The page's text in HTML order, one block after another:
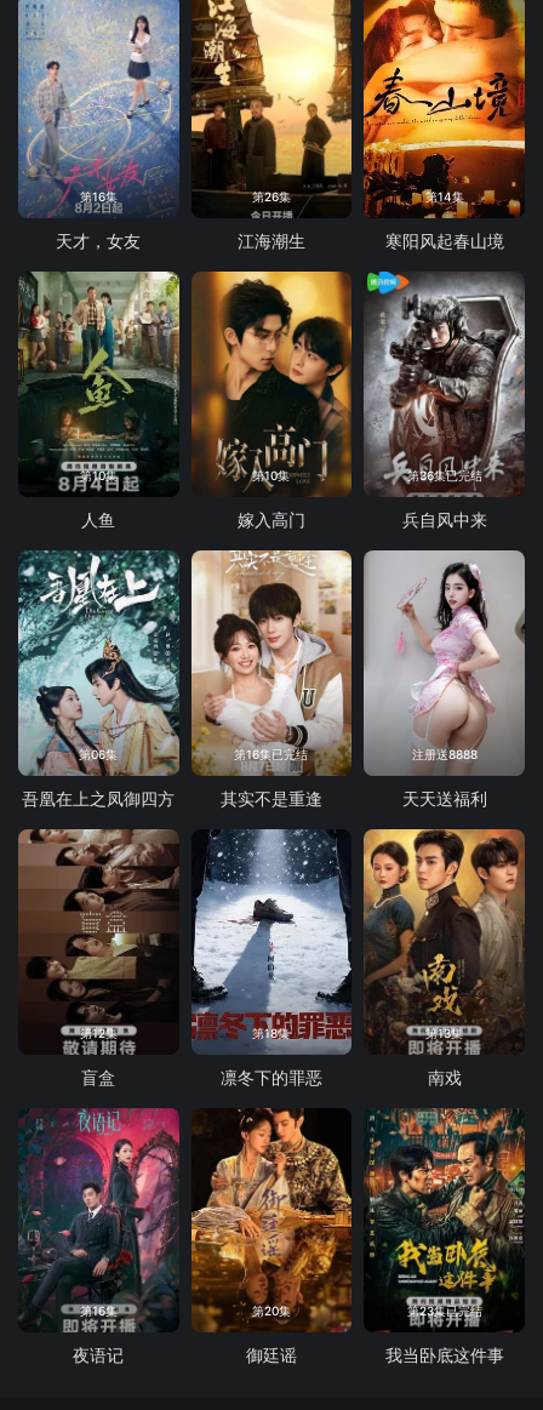
第16集
天才，女友
第26集
江海潮生
第14集
寒阳风起春山境
第10集
人鱼
第10集
嫁入高门
第36集已完结
兵自风中来
第06集
吾凰在上之凤御四方
第16集已完结
其实不是重逢
注册送8888
天天送福利
第12集
盲盒
第18集
凛冬下的罪恶
第13集
南戏
第16集
夜语记
第20集
御廷谣
第23集已完结
我当卧底这件事